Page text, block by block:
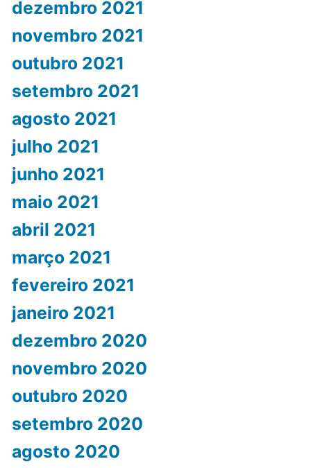
dezembro 2021
novembro 2021
outubro 2021
setembro 2021
agosto 2021
julho 2021
junho 2021
maio 2021
abril 2021
março 2021
fevereiro 2021
janeiro 2021
dezembro 2020
novembro 2020
outubro 2020
setembro 2020
agosto 2020